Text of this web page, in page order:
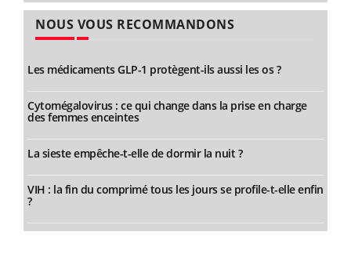
NOUS VOUS RECOMMANDONS
Les médicaments GLP-1 protègent-ils aussi les os ?
Cytomégalovirus : ce qui change dans la prise en charge
des femmes enceintes
La sieste empêche-t-elle de dormir la nuit ?
VIH : la fin du comprimé tous les jours se profile-t-elle enfin
?